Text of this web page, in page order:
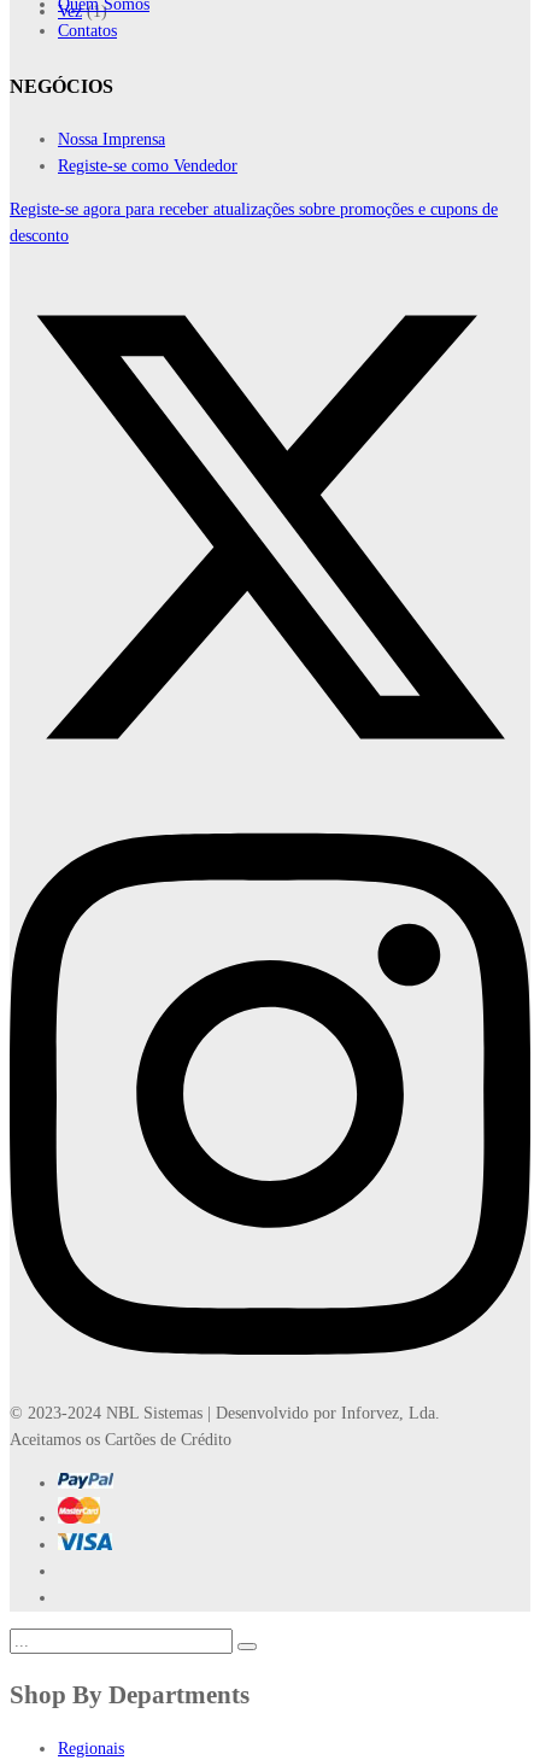
Vez (1)
Quem Somos
Contatos
NEGÓCIOS
Nossa Imprensa
Registe-se como Vendedor
Registe-se agora para receber atualizações sobre promoções e cupons de
desconto
© 2023-2024 NBL Sistemas | Desenvolvido por Inforvez, Lda.
Aceitamos os Cartões de Crédito
Shop By Departments
Regionais